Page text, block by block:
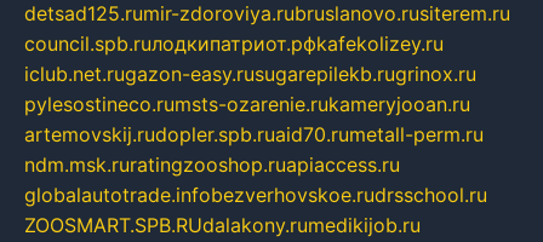
detsad125.rumir-zdoroviya.rubruslanovo.rusiterem.ru
council.spb.ruлодкипатриот.рфkafekolizey.ru
iclub.net.rugazon-easy.rusugarepilekb.rugrinox.ru
pylesostineco.rumsts-ozarenie.rukameryjooan.ru
artemovskij.rudopler.spb.ruaid70.rumetall-perm.ru
ndm.msk.ruratingzooshop.ruapiaccess.ru
globalautotrade.infobezverhovskoe.rudrsschool.ru
ZOOSMART.SPB.RUdalakony.rumedikijob.ru